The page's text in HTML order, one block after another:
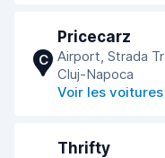
C
Pricecarz
Airport, Strada
Cluj-Napoca
Voir les
Thrifty